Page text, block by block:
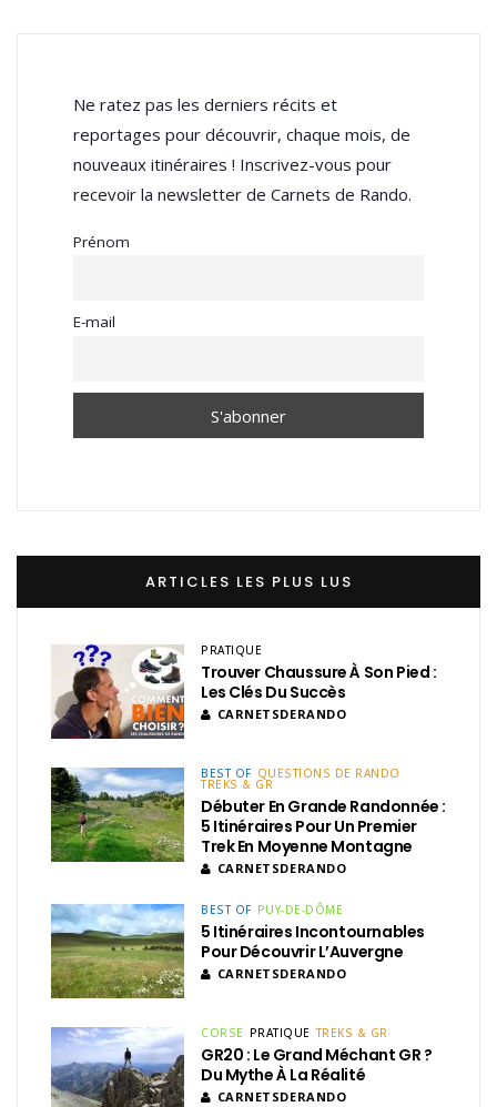
Ne ratez pas les derniers récits et
reportages pour découvrir, chaque mois, de
nouveaux itinéraires ! Inscrivez-vous pour
recevoir la newsletter de Carnets de Rando.
Prénom
E-mail
ARTICLES LES PLUS LUS
PRATIQUE
Trouver Chaussure À Son Pied :
Les Clés Du Succès
CARNETSDERANDO
BEST OF QUESTIONS DE RANDO
TREKS & GR
Débuter En Grande Randonnée :
5 Itinéraires Pour Un Premier
Trek En Moyenne Montagne
CARNETSDERANDO
BEST OF PUY-DE-DÔME
5 Itinéraires Incontournables
Pour Découvrir L’Auvergne
CARNETSDERANDO
CORSE PRATIQUE TREKS & GR
GR20 : Le Grand Méchant GR ?
Du Mythe À La Réalité
CARNETSDERANDO